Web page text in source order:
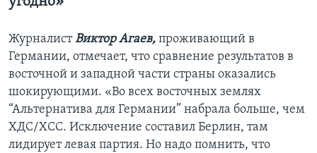
ЖурналистВиктор Агаев, проживающий в
Германии, отмечает, что сравнение результатов в
восточной и западной части страны оказались
шокирующими. «Во всех восточных землях
“Альтернатива для Германии” набрала больше, чем
ХДС/ХСС. Исключение составил Берлин, там
лидирует левая партия. Но надо помнить, что